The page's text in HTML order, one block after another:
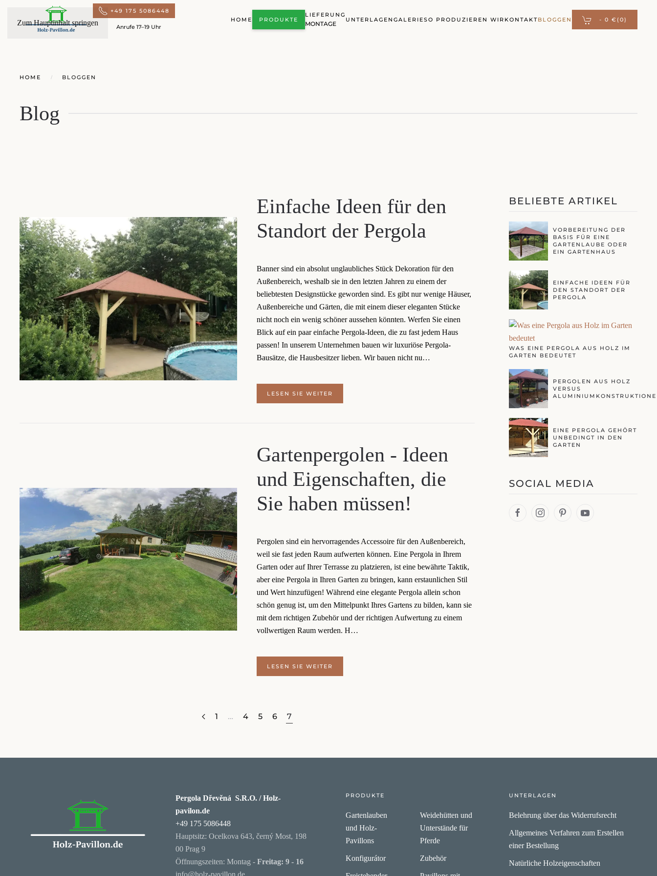
Zum Hauptinhalt springen
+49 175 5086448
Anrufe 17–19 Uhr
HOME PRODUKTE
LIEFERUNG
MONTAGE
UNTERLAGEN GALERIESO PRODUZIEREN WIR KONTAKTBLOGGEN - 0 € (0)
HOME BLOGGEN
Blog
Einfache Ideen für den
Standort der Pergola
Banner sind ein absolut unglaubliches Stück Dekoration für den
Außenbereich, weshalb sie in den letzten Jahren zu einem der
beliebtesten Designstücke geworden sind. Es gibt nur wenige Häuser,
Außenbereiche und Gärten, die mit einem dieser eleganten Stücke
nicht noch ein wenig schöner aussehen könnten. Werfen Sie einen
Blick auf ein paar einfache Pergola-Ideen, die zu fast jedem Haus
passen! In unserem Unternehmen bauen wir luxuriöse Pergola-
Bausätze, die Hausbesitzer lieben. Wir bauen nicht nu…
LESEN SIE WEITER
Gartenpergolen - Ideen
und Eigenschaften, die
Sie haben müssen!
Pergolen sind ein hervorragendes Accessoire für den Außenbereich,
weil sie fast jeden Raum aufwerten können. Eine Pergola in Ihrem
Garten oder auf Ihrer Terrasse zu platzieren, ist eine bewährte Taktik,
aber eine Pergola in Ihren Garten zu bringen, kann erstaunlichen Stil
und Wert hinzufügen! Während eine elegante Pergola allein schon
schön genug ist, um den Mittelpunkt Ihres Gartens zu bilden, kann sie
mit dem richtigen Zubehör und der richtigen Aufwertung zu einem
vollwertigen Raum werden. H…
LESEN SIE WEITER
1 … 4 5 6 7
BELIEBTE ARTIKEL
VORBEREITUNG DER
BASIS FÜR EINE
GARTENLAUBE ODER
EIN GARTENHAUS
EINFACHE IDEEN FÜR
DEN STANDORT DER
PERGOLA
WAS EINE PERGOLA AUS HOLZ IM
GARTEN BEDEUTET
PERGOLEN AUS HOLZ
VERSUS
EINE PERGOLA GEHÖRT
UNBEDINGT IN DEN
GARTEN
SOCIAL MEDIA
Pergola Dřevěná S.R.O. / Holz-
pavilon.de
+49 175 5086448
Hauptsitz: Ocelkova 643, černý Most, 198
00 Prag 9
Öffnungszeiten: Montag - Freitag: 9 - 16
info@holz-pavillon.de
PRODUKTE
Gartenlauben
und Holz-
Pavillons
Konfigurátor
Weidehütten und
Unterstände für
Pferde
Zubehör
UNTERLAGEN
Belehrung über das Widerrufsrecht
Allgemeines Verfahren zum Erstellen
einer Bestellung
Natürliche Holzeigenschaften